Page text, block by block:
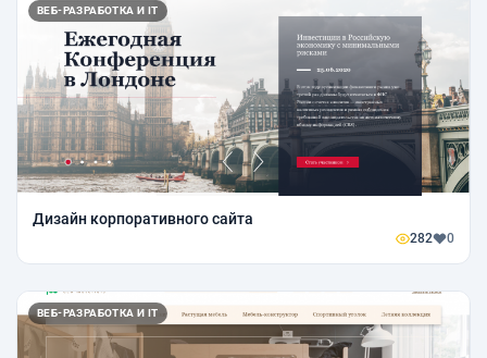
ВЕБ-РАЗРАБОТКА И IT
Дизайн корпоративного сайта
282 0
ВЕБ-РАЗРАБОТКА И IT